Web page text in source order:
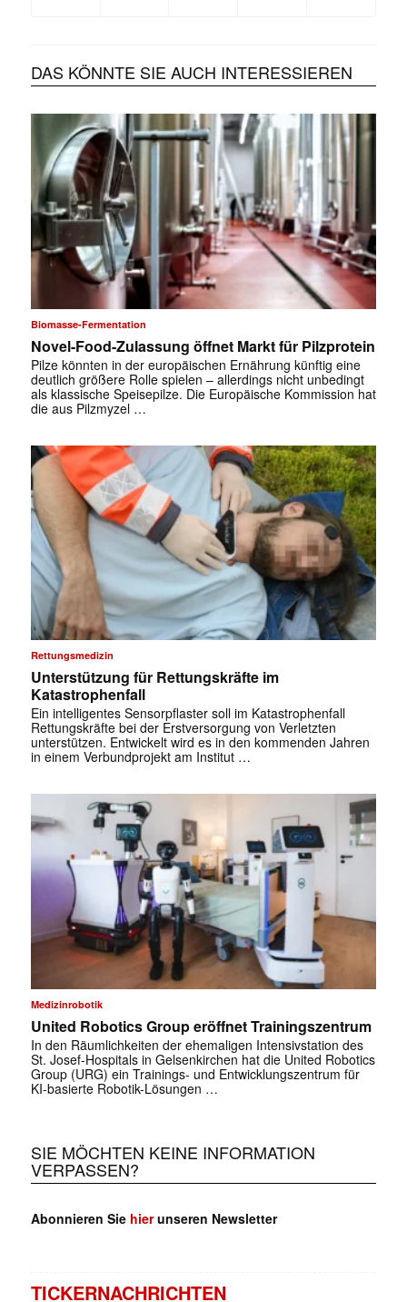
DAS KÖNNTE SIE AUCH INTERESSIEREN
Biomasse-Fermentation
Novel-Food-Zulassung öffnet Markt für Pilzprotein
Pilze könnten in der europäischen Ernährung künftig eine
deutlich größere Rolle spielen – allerdings nicht unbedingt
als klassische Speisepilze. Die Europäische Kommission hat
die aus Pilzmyzel …
Rettungsmedizin
Unterstützung für Rettungskräfte im
Katastrophenfall
Ein intelligentes Sensorpflaster soll im Katastrophenfall
Rettungskräfte bei der Erstversorgung von Verletzten
unterstützen. Entwickelt wird es in den kommenden Jahren
in einem Verbundprojekt am Institut …
Medizinrobotik
United Robotics Group eröffnet Trainingszentrum
In den Räumlichkeiten der ehemaligen Intensivstation des
St. Josef-Hospitals in Gelsenkirchen hat die United Robotics
Group (URG) ein Trainings- und Entwicklungszentrum für
KI-basierte Robotik-Lösungen …
SIE MÖCHTEN KEINE INFORMATION
VERPASSEN?
Abonnieren Sie hierunseren Newsletter
TICKERNACHRICHTEN